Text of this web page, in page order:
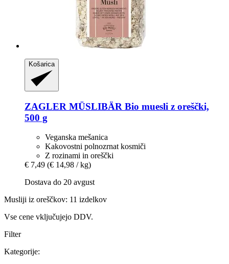
Košarica
ZAGLER MÜSLIBÄR Bio muesli z oreščki,
500 g
Veganska mešanica
Kakovostni polnozrnat kosmiči
Z rozinami in oreščki
€ 7,49 (€ 14,98 / kg)
Dostava do 20 avgust
Musliji iz oreščkov: 11 izdelkov
Vse cene vključujejo DDV.
Filter
Kategorije: